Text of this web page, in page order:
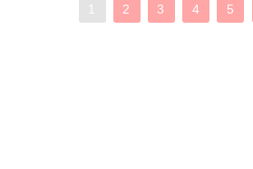
2 3 4 5